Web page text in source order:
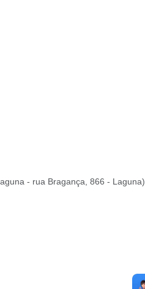
- rua Bragança, 866 - Laguna)